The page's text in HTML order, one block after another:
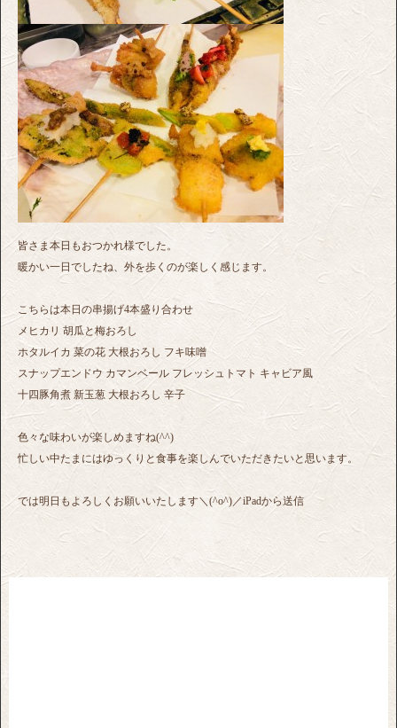
皆さま本日もおつかれ様でした。
暖かい一日でしたね、外を歩くのが楽しく感じます。
こちらは本日の串揚げ4本盛り合わせ
メヒカリ 胡瓜と梅おろし
ホタルイカ 菜の花 大根おろし フキ味噌
スナップエンドウ カマンベール フレッシュトマト キャビア風
十四豚角煮 新玉葱 大根おろし 辛子
色々な味わいが楽しめますね(^^)
忙しい中たまにはゆっくりと食事を楽しんでいただきたいと思います。
では明日もよろしくお願いいたします＼(^o^)／iPadから送信